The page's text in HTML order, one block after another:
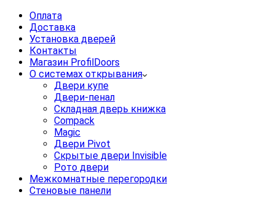
Оплата
Доставка
Установка дверей
Контакты
Магазин ProfilDoors
О системах открывания
Двери купе
Двери-пенал
Складная дверь книжка
Compack
Magic
Двери Pivot
Скрытые двери Invisible
Рото двери
Межкомнатные перегородки
Стеновые панели